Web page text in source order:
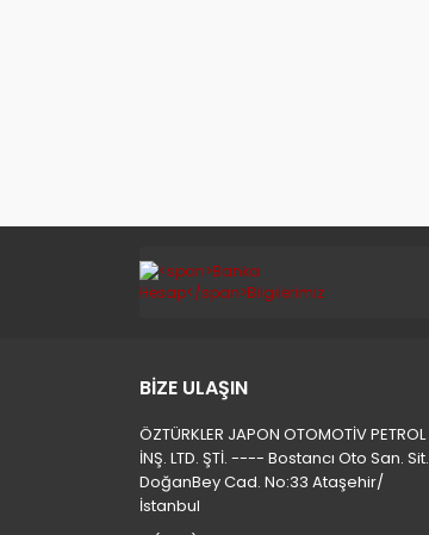
BİZE ULAŞIN
ÖZTÜRKLER JAPON OTOMOTİV PETROL
İNŞ. LTD. ŞTİ. ---- Bostancı Oto San. Sit.
DoğanBey Cad. No:33 Ataşehir/
İstanbul